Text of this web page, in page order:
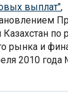
выплат",
Казахстан
рынка и
2010 года